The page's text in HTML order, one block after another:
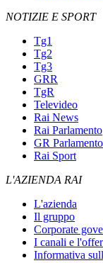
NOTIZIE E SPORT
Tg1
Tg2
Tg3
GRR
TgR
Televideo
Rai News
Rai Parlamento
GR Parlamento
Rai Sport
L'AZIENDA RAI
L'azienda
Il gruppo
Corporate
I canali e
Informativa